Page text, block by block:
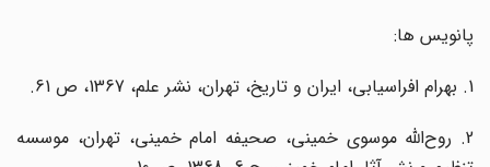
پانویس ها:
2. روح‌الله موسوی خمینی، صحیفه امام خمینی، تهران، موسسه